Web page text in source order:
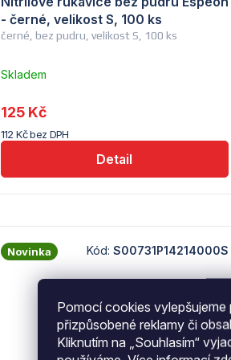
Pomocí cookies vylepšujeme
přizpůsobené reklamy či
Kliknutím na „Souhlasím“
černé, bez pudru, velikost S, 100 ks
- černé, velikost S, 100 ks
z
5
Skladem
Troubsko
112 Kč bez DPH
125 Kč
Detail
Novinka Kód:S00731P14214000S